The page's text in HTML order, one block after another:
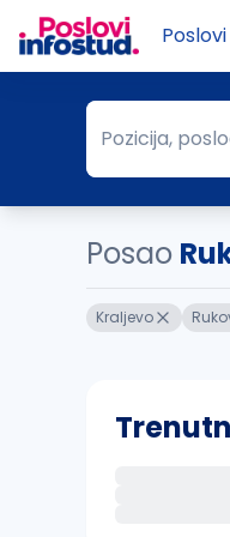
Poslovi
Pozicija,
Pozicija,
Posao
Kraljevo